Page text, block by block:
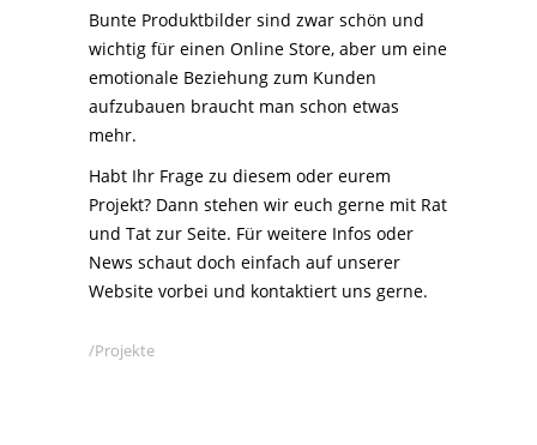
Bunte Produktbilder sind zwar schön und
wichtig für einen Online Store, aber um eine
emotionale Beziehung zum Kunden
aufzubauen braucht man schon etwas
mehr.
Habt Ihr Frage zu diesem oder eurem
Projekt? Dann stehen wir euch gerne mit Rat
und Tat zur Seite. Für weitere Infos oder
News schaut doch einfach auf unserer
Website vorbei und kontaktiert uns gerne.
Projekte